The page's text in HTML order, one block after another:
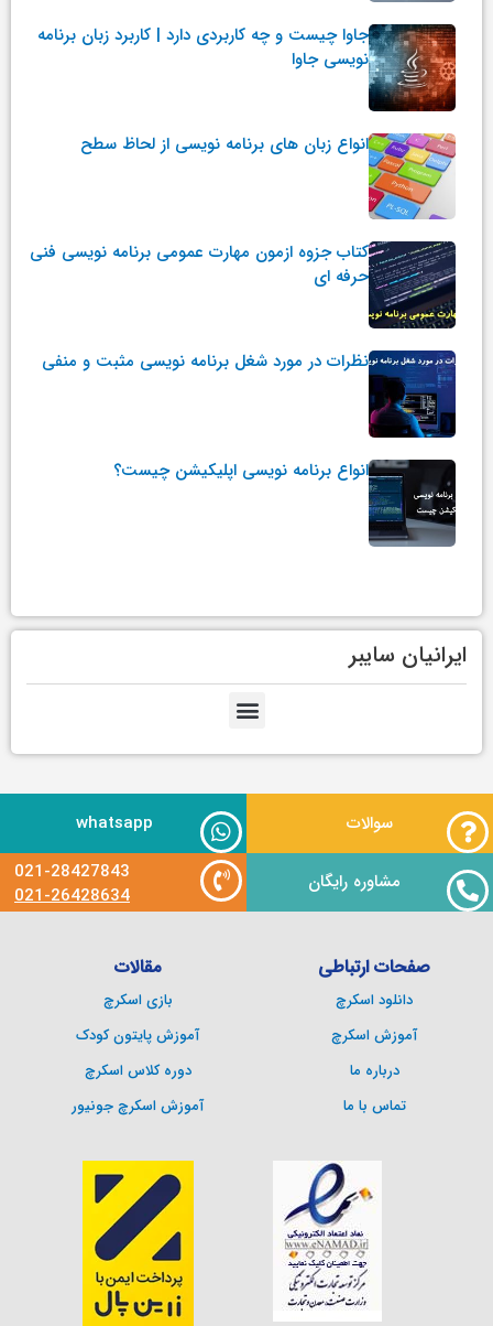
جاوا چیست و چه کاربردی دارد | کاربرد زبان برنامه
نویسی جاوا
انواع زبان های برنامه نویسی از لحاظ سطح
کتاب جزوه ازمون مهارت عمومی برنامه نویسی فنی
حرفه ای
نظرات در مورد شغل برنامه نویسی مثبت و منفی
انواع برنامه نویسی اپلیکیشن چیست؟
ایرانیان سایبر
سوالات whatsapp
مشاوره رایگان
021-28427843
021-26428634
صفحات ارتباطی
دانلود اسکرچ
آموزش اسکرچ
درباره ما
تماس با ما
مقالات
بازی اسکرچ
آموزش پایتون کودک
دوره کلاس اسکرچ
آموزش اسکرچ جونیور